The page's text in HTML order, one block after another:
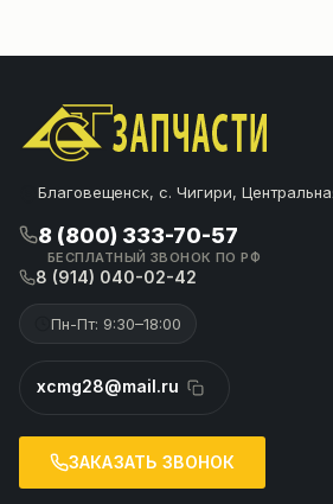
Благовещенск, с. Чигири,
8 (800) 333-70-57
БЕСПЛАТНЫЙ ЗВОНОК ПО РФ
8 (914) 040-02-42
Пн-Пт: 9:30–18:00
xcmg28@mail.ru
ЗАКАЗАТЬ ЗВОНОК